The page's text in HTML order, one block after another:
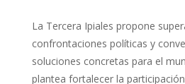
La Tercera Ipiales propone
confrontaciones políticas y
soluciones concretas para el
plantea fortalecer la